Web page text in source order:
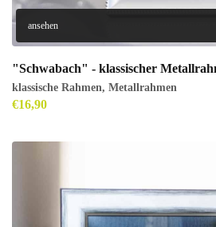
ansehen
"Schwabach" - klassischer
klassische Rahmen, Metallrahmen
€16,90